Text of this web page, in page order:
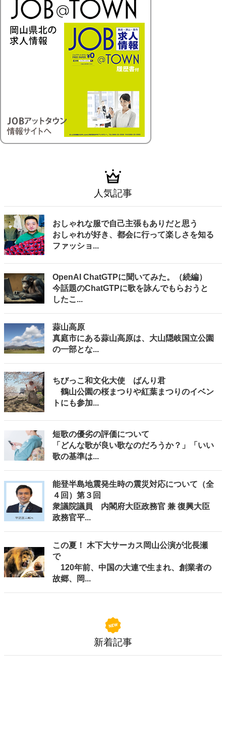
人気記事
おしゃれな服で自己主張もありだと思う
おしゃれが好き、都会に行って楽しさを知る
ファッショ...
OpenAI ChatGTPに聞いてみた。（続編）
今話題のChatGTPに歌を詠んでもらおうと
したこ...
蒜山高原
真庭市にある蒜山高原は、大山隠岐国立公園
の一部とな...
ちびっこ和文化大使 ばんり君
鶴山公園の桜まつりや紅葉まつりのイベン
トにも参加...
短歌の優劣の評価について
「どんな歌が良い歌なのだろうか？」「いい
歌の基準は...
能登半島地震発生時の震災対応について（全
４回）第３回
衆議院議員 内閣府大臣政務官 兼 復興大臣
政務官平...
この夏！ 木下大サーカス岡山公演が北長瀬
で
120年前、中国の大連で生まれ、創業者の
故郷、岡...
新着記事